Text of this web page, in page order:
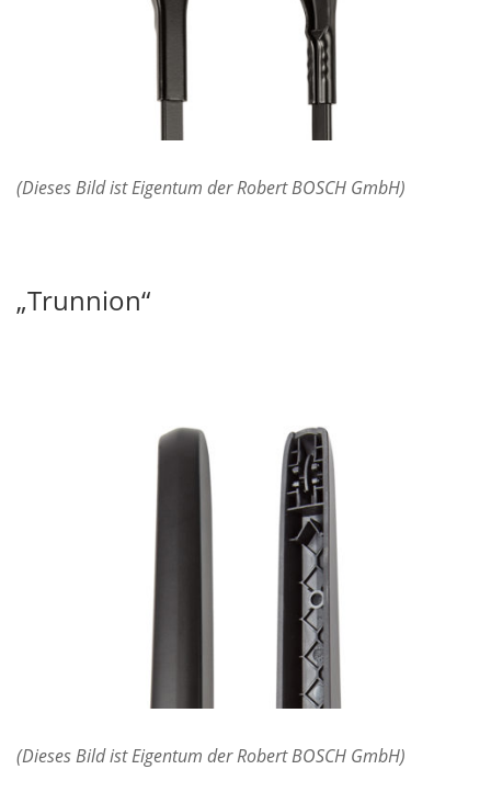
(Dieses Bild ist Eigentum der Robert BOSCH GmbH)
„Trunnion“
(Dieses Bild ist Eigentum der Robert BOSCH GmbH)